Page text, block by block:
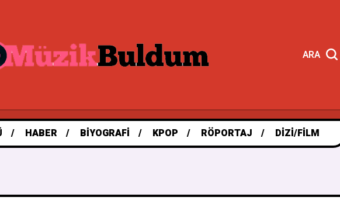
ARA
HABER BIYOGRAFI KPOP RÖPORTAJ DIZI/FILM